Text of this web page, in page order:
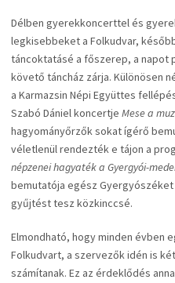
Délben gyerekkoncerttel és
legkisebbeket a Folkudvar,
táncoktatásé a főszerep, a napot
követő táncház zárja. Különösen
a Karmazsin Népi Együttes
Szabó Dániel koncertje Mese a
hagyományőrzők sokat ígérő
véletlenül rendezték e tájon a
népzenei hagyaték a Gyergyói-
bemutatója egész
gyűjtést tesz közkinccsé.
Elmondható, hogy minden évben
Folkudvart, a szervezők idén is
számítanak. Ez az érdeklődés